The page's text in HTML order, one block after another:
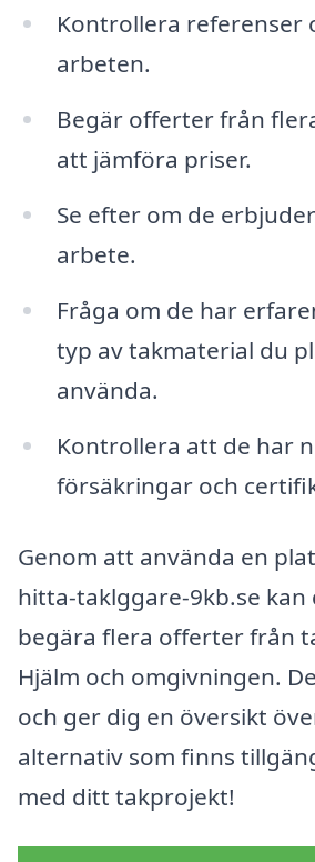
Kontrollera referenser
arbeten.
Begär offerter från
att jämföra priser.
Se efter om de
arbete.
Fråga om de har
typ av takmaterial du
använda.
Kontrollera att de har
försäkringar och
Genom att använda en
hitta-taklggare-9kb.se kan
begära flera offerter från
Hjälm och omgivningen.
och ger dig en översikt
alternativ som finns
med ditt takprojekt!